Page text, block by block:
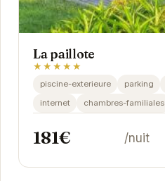
La paillote
★★★★★
piscine-exterieure parking
internet
chambres-familiales
181€ /nuit